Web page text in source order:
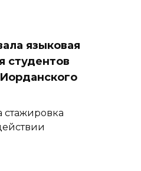
языковая
студентов
стажировка